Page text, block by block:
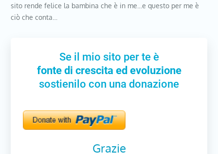
sito rende felice la bambina che è in me…e questo per me è
ciò che conta…
Se il mio sito per te è
fonte di crescita ed evoluzione
sostienilo con una donazione
Grazie